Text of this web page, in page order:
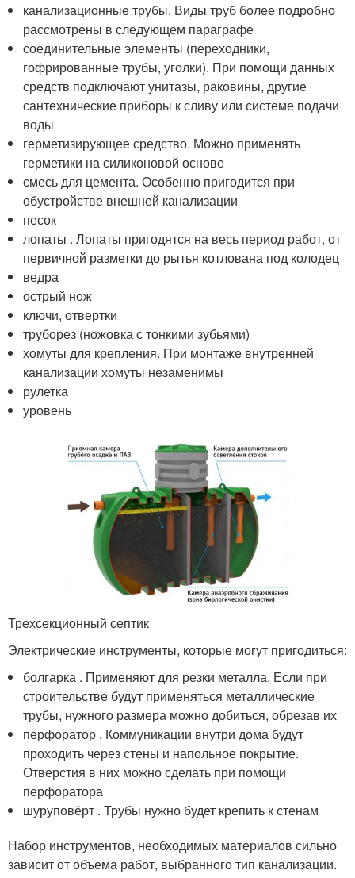
канализационные трубы. Виды труб более подробно
рассмотрены в следующем параграфе
соединительные элементы (переходники,
гофрированные трубы, уголки). При помощи данных
средств подключают унитазы, раковины, другие
сантехнические приборы к сливу или системе подачи
воды
герметизирующее средство. Можно применять
герметики на силиконовой основе
смесь для цемента. Особенно пригодится при
обустройстве внешней канализации
песок
лопаты . Лопаты пригодятся на весь период работ, от
первичной разметки до рытья котлована под колодец
ведра
острый нож
ключи, отвертки
труборез (ножовка с тонкими зубьями)
хомуты для крепления. При монтаже внутренней
канализации хомуты незаменимы
рулетка
уровень
Трехсекционный септик
Электрические инструменты, которые могут пригодиться:
болгарка . Применяют для резки металла. Если при
строительстве будут применяться металлические
трубы, нужного размера можно добиться, обрезав их
перфоратор . Коммуникации внутри дома будут
проходить через стены и напольное покрытие.
Отверстия в них можно сделать при помощи
перфоратора
шуруповёрт . Трубы нужно будет крепить к стенам
Набор инструментов, необходимых материалов сильно
зависит от объема работ, выбранного тип канализации.